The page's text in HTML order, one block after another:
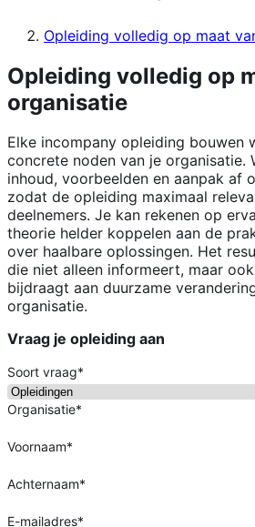
Opleiding volledig op maat
Opleiding volledig op
organisatie
Elke incompany opleiding bouwen
concrete noden van je organisatie.
inhoud, voorbeelden en aanpak af
zodat de opleiding maximaal
deelnemers. Je kan rekenen op
theorie helder koppelen aan de
over haalbare oplossingen. Het
die niet alleen informeert, maar
bijdraagt aan duurzame
organisatie.
Vraag je opleiding aan
Soort vraag*
Organisatie*
Voornaam*
Achternaam*
E-mailadres*